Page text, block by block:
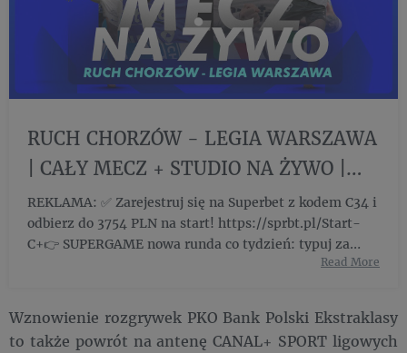
RUCH CHORZÓW - LEGIA WARSZAWA
| CAŁY MECZ + STUDIO NA ŻYWO |
LIVE OD 20:00 - YouTube
REKLAMA: ✅ Zarejestruj się na Superbet z kodem C34 i
odbierz do 3754 PLN na start! https://sprbt.pl/Start-
C+👉 SUPERGAME nowa runda co tydzień: typuj za
Read More
Wznowienie rozgrywek PKO Bank Polski Ekstraklasy
to także powrót na antenę CANAL+ SPORT ligowych